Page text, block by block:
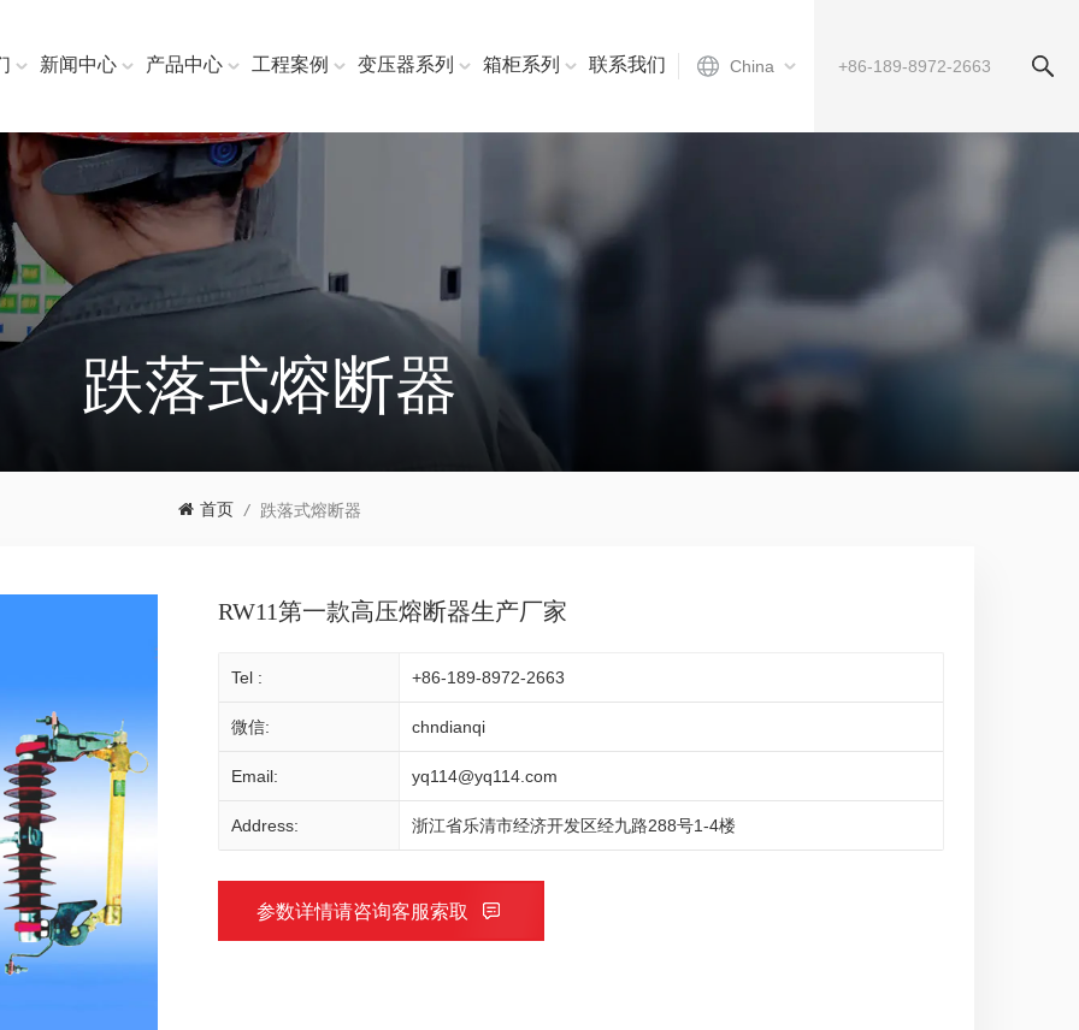
China
新闻中心 产品中心 工程案例 变压器系列 箱柜系列 联系我们
跌落式熔断器
首页 / 跌落式熔断器
RW11第一款高压熔断器生产厂家
Tel : +86-189-8972-2663
微信: chndianqi
Email: yq114@yq114.com
Address: 浙江省乐清市经济开发区经九路288号1-4楼
参数详情请咨询客服索取